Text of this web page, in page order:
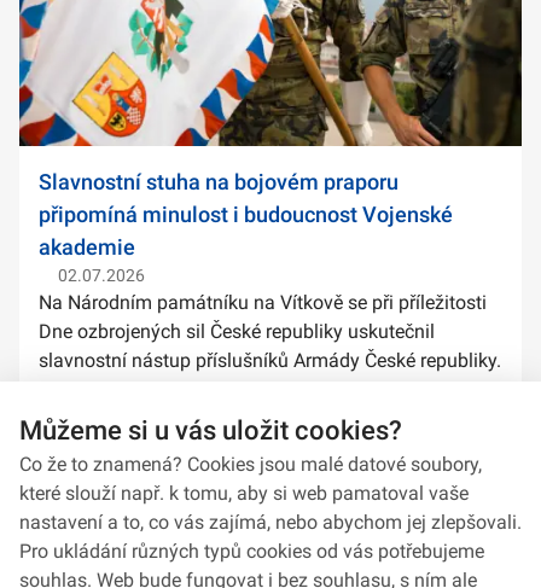
Slavnostní stuha na bojovém praporu
připomíná minulost i budoucnost Vojenské
akademie
02.07.2026
Na Národním památníku na Vítkově se při příležitosti
Dne ozbrojených sil České republiky uskutečnil
slavnostní nástup příslušníků Armády České republiky.
stuh na bojové prapory vybranýc...
Můžeme si u vás uložit cookies?
Co že to znamená? Cookies jsou malé datové soubory,
které slouží např. k tomu, aby si web pamatoval vaše
nastavení a to, co vás zajímá, nebo abychom jej zlepšovali.
Pro ukládání různých typů cookies od vás potřebujeme
souhlas. Web bude fungovat i bez souhlasu, s ním ale